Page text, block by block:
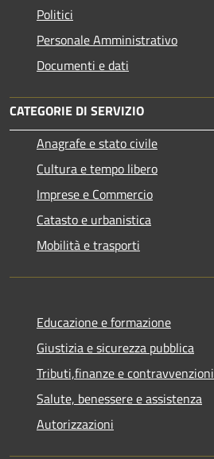
Politici
Personale Amministrativo
Documenti e dati
CATEGORIE DI SERVIZIO
Anagrafe e stato civile
Cultura e tempo libero
Imprese e Commercio
Catasto e urbanistica
Mobilità e trasporti
Educazione e formazione
Giustizia e sicurezza pubblica
Tributi,finanze e contravvenzioni
Salute, benessere e assistenza
Autorizzazioni